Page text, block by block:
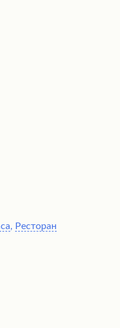
, Ресторан